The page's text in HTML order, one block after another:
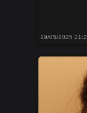
19/05/2025